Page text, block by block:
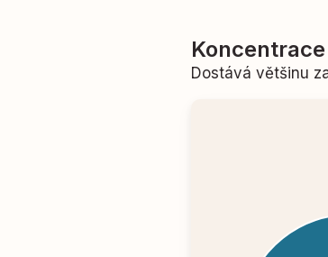
Dostává většinu